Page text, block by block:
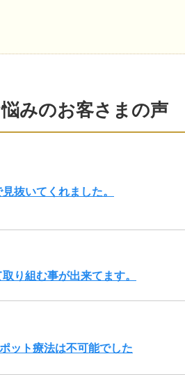
みのお客さまの声
抜いてくれました。
り組む事が出来てます。
ット療法は不可能でした